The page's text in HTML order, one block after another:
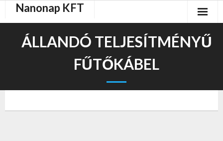
Nanonap KFT
ÁLLANDÓ TELJESÍTMÉNYŰ
FŰTŐKÁBEL